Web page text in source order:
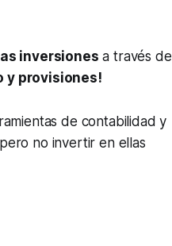
inversiones a través de
y provisiones!
de contabilidad y
no invertir en ellas